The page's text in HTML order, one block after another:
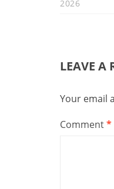
2026
LEAVE A
Your email
Comment*